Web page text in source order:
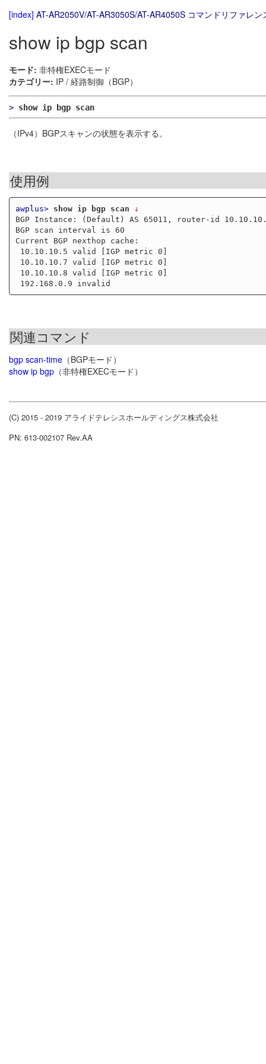
[index] AT-AR2050V/AT-AR3050S/AT-AR4050S コマンドリファレン
show ip bgp scan
モード: 非特権EXECモード
カテゴリー: IP / 経路制御（BGP）
> show ip bgp scan
（IPv4）BGPスキャンの状態を表示する。
使用例
awplus> show ip bgp scan ↓
BGP Instance: (Default) AS 65011, router-id
BGP scan interval is 60
Current BGP nexthop cache:
関連コマンド
bgp scan-time （BGPモード）
show ip bgp （非特権EXECモード）
(C) 2015 - 2019 アライドテレシスホールディングス株式会社
PN: 613-002107 Rev.AA